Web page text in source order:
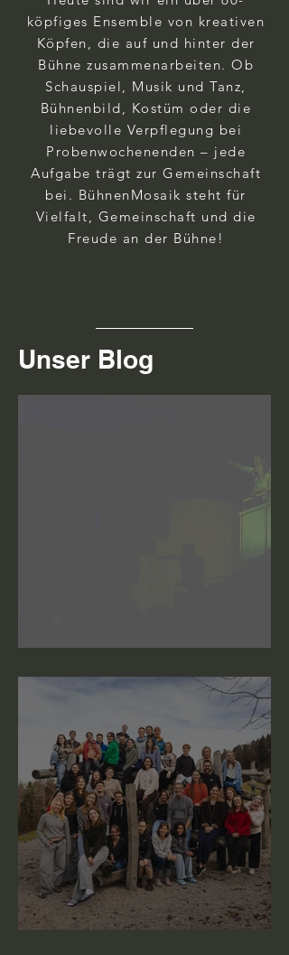
köpfiges Ensemble von kreativen
Köpfen, die auf und hinter der
Bühne zusammenarbeiten. Ob
Schauspiel, Musik und Tanz,
Bühnenbild, Kostüm oder die
liebevolle Verpflegung bei
Probenwochenenden – jede
Aufgabe trägt zur Gemeinschaft
bei. BühnenMosaik steht für
Vielfalt, Gemeinschaft und die
Freude an der Bühne!
Unser Blog